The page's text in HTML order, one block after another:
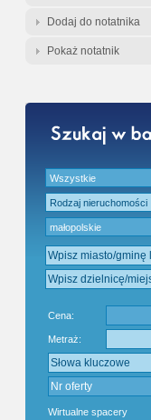
Dodaj do notatnika
Pokaż notatnik
Cena:
Metraż:
Wirtualne spacery